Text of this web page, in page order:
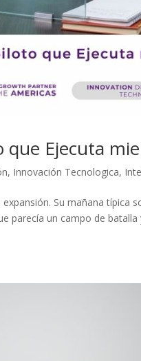
Ejecuta
, Innovación Tecnologica,
Su mañana típica
parecía un campo de